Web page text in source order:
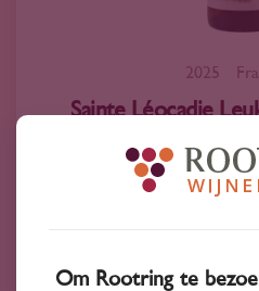
2025
Sainte Léocadie
10
Om Rootring te